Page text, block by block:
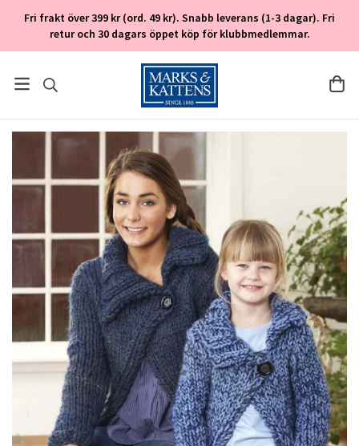
Fri frakt över 399 kr (ord. 49 kr). Snabb leverans (1-3 dagar). Fri
retur och 30 dagars öppet köp för klubbmedlemmar.